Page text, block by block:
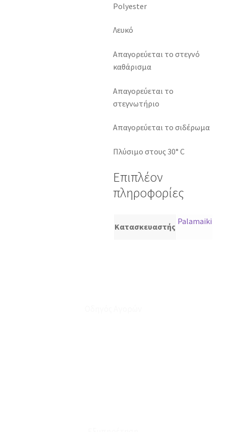
Polyester
Λευκό
Απαγορεύεται το στεγνό
καθάρισμα
Απαγορεύεται το
στεγνωτήριο
Απαγορεύεται το σιδέρωμα
Πλύσιμο στους 30° C
Επιπλέον
πληροφορίες
Κατασκευαστής
Palamaiki